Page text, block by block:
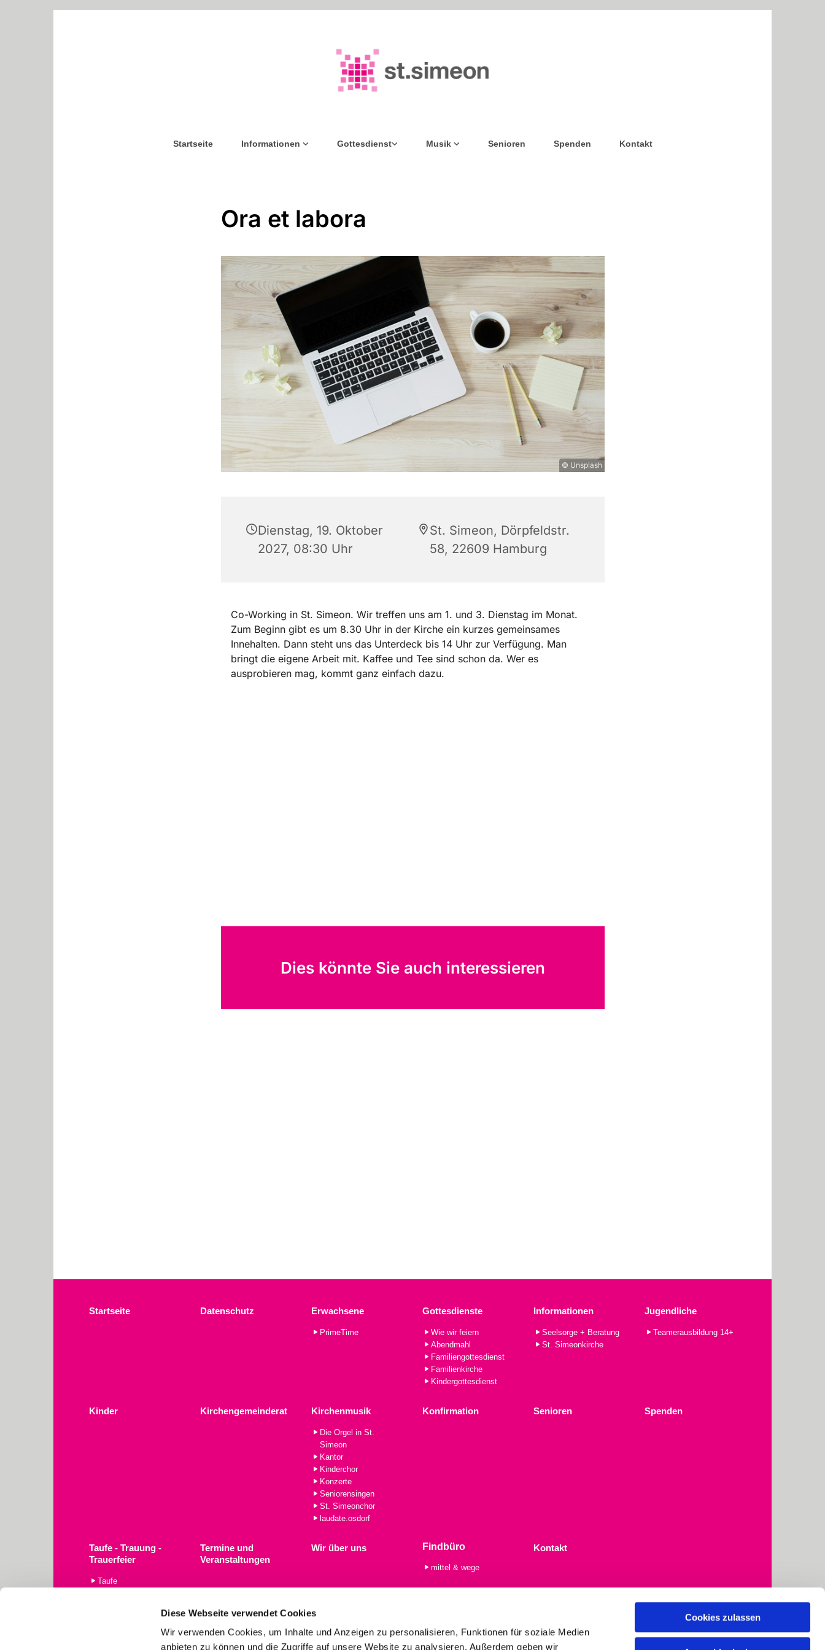
Diese Webseite verwendet Cookies
Wir verwenden Cookies, um Inhalte und Anzeigen zu personalisieren, Funktionen für soziale Medien
anbieten zu können und die Zugriffe auf unsere Website zu analysieren. Außerdem geben wir
Cookies zulassen
Startseite Informationen Gottesdienst Musik Senioren Spenden Kontakt
Ora et labora
© Unsplash
Dienstag, 19. Oktober
2027, 08:30 Uhr
St. Simeon, Dörpfeldstr.
58, 22609 Hamburg
Co-Working in St. Simeon. Wir treffen uns am 1. und 3. Dienstag im Monat.
Zum Beginn gibt es um 8.30 Uhr in der Kirche ein kurzes gemeinsames
Innehalten. Dann steht uns das Unterdeck bis 14 Uhr zur Verfügung. Man
bringt die eigene Arbeit mit. Kaffee und Tee sind schon da. Wer es
ausprobieren mag, kommt ganz einfach dazu.
Dies könnte Sie auch interessieren
Startseite Datenschutz Erwachsene
PrimeTime
Gottesdienste
Wie wir feiern
Abendmahl
Familiengottesdienst
Familienkirche
Kindergottesdienst
Informationen
Seelsorge + Beratung
St. Simeonkirche
Jugendliche
Teamerausbildung 14+
Kinder Kirchengemeinderat Kirchenmusik
Die Orgel in St.
Simeon
Kantor
Kinderchor
Konzerte
Seniorensingen
St. Simeonchor
laudate.osdorf
Konfirmation Senioren Spenden
Taufe - Trauung -
Trauerfeier
Taufe
Termine und
Veranstaltungen
Wir über uns Findbüro
mittel & wege
Kontakt